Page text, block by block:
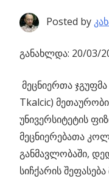
Posted by
განახლდა: 20/03/
მეცნიერთა
Tkalcic)
უნივერსიტეტის
მეცნიერებათა
განმავლობაში,
სიჩქარის